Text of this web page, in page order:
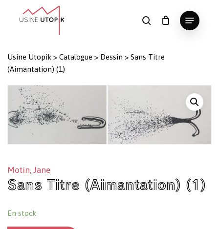
search
Menu
Panier Fermer
le
Usine Utopik > Catalogue > Dessin > Sans Titre
(Aimantation) (1)
Motin, Jane
Sans Titre (Aimantation) (1)
En stock
Close